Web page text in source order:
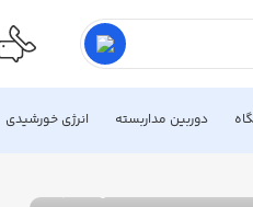
دوربین مداربسته انرژی خورشیدی